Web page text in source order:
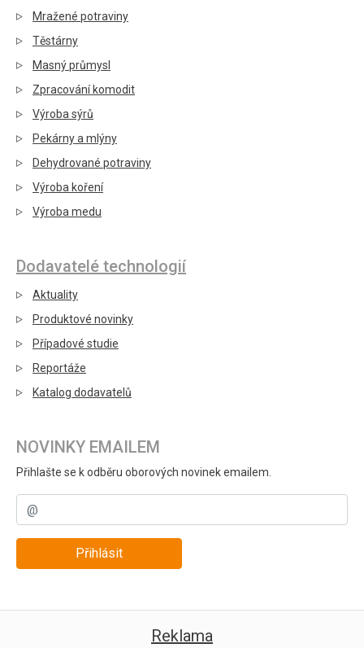
Mražené potraviny
Těstárny
Masný průmysl
Zpracování komodit
Výroba sýrů
Pekárny a mlýny
Dehydrované potraviny
Výroba koření
Výroba medu
Dodavatelé technologií
Aktuality
Produktové novinky
Případové studie
Reportáže
Katalog dodavatelů
NOVINKY EMAILEM
Přihlašte se k odběru oborových novinek emailem.
Přihlásit
Reklama